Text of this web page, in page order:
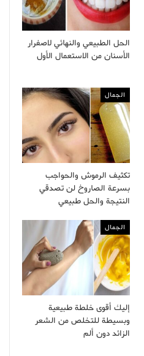
الحل الطبيعي والنهائي لاصفرار
الأسنان من الاستعمال الأول
الجمال
تكثيف الرموش والحواجب
بسرعة الصاروخ لن تصدقي
النتيجة والحل طبيعي
الجمال
إليك أقوى خلطة طبيعية
وبسيطة للتخلص من الشعر
الزائد دون ألم